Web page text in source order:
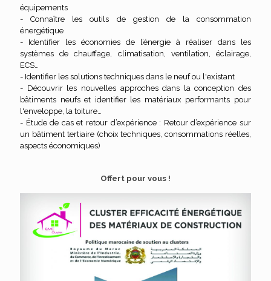
équipements
- Connaître les outils de gestion de la consommation
énergétique
- Identifier les économies de l’énergie à réaliser dans les
systèmes de chauffage, climatisation, ventilation, éclairage,
ECS…
- Identifier les solutions techniques dans le neuf ou l'existant
- Découvrir les nouvelles approches dans la conception des
bâtiments neufs et identifier les matériaux performants pour
l'enveloppe, la toiture…
- Étude de cas et retour d’expérience : Retour d’expérience sur
un bâtiment tertiaire (choix techniques, consommations réelles,
aspects économiques)
Offert pour vous !